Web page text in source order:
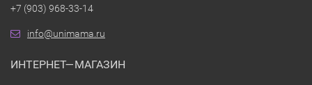
+7 (903) 968-33-14
info@unimama.ru
ИНТЕРНЕТ—МАГАЗИН